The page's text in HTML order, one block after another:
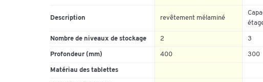
4
0%
0%
Description revêtement mélaminé
Nombre de niveaux de stockage 2 3
Profondeur (mm) 400 300
Matériau des tablettes